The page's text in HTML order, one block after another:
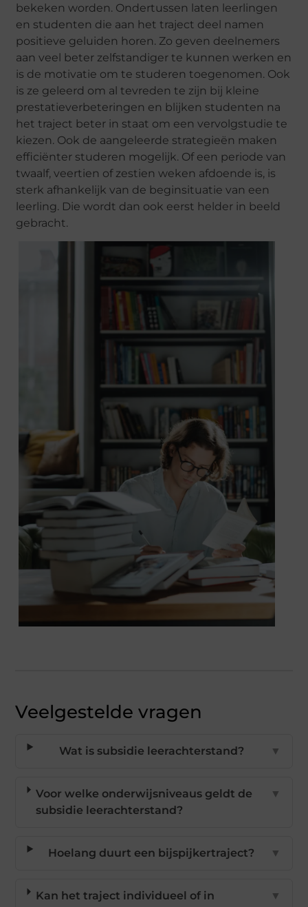
bekeken worden. Ondertussen laten leerlingen
en studenten die aan het traject deel namen
positieve geluiden horen. Zo geven deelnemers
aan veel beter zelfstandiger te kunnen werken en
is de motivatie om te studeren toegenomen. Ook
is ze geleerd om al tevreden te zijn bij kleine
prestatieverbeteringen en blijken studenten na
het traject beter in staat om een vervolgstudie te
kiezen. Ook de aangeleerde strategieën maken
efficiënter studeren mogelijk. Of een periode van
twaalf, veertien of zestien weken afdoende is, is
sterk afhankelijk van de beginsituatie van een
leerling. Die wordt dan ook eerst helder in beeld
gebracht.
Veelgestelde vragen
Wat is subsidie leerachterstand? ▼
Voor welke onderwijsniveaus geldt de
subsidie leerachterstand?
▼
Hoelang duurt een bijspijkertraject? ▼
Kan het traject individueel of in
▼